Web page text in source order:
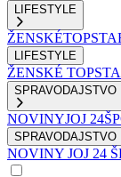
LIFESTYLE
ŽENSKÉ
LIFESTYLE
ŽENSKÉ
SPRAVODAJSTVO
NOVINYJOJ 24
SPRAVODAJSTVO
NOVINY JOJ 24